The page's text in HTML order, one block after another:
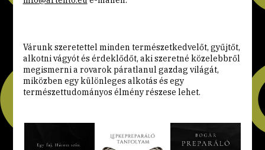
Várunk szeretettel minden természetkedvelőt, gyűjtőt,
alkotni vágyót és érdeklődőt, aki szeretné közelebbről
megismerni a rovarok páratlanul gazdag világát,
miközben egy különleges alkotás és egy
természettudományos élmény részese lehet.